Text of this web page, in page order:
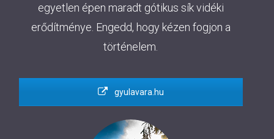
egyetlen épen maradt gótikus sík vidéki
erődítménye. Engedd, hogy kézen fogjon a
történelem.
gyulavara.hu